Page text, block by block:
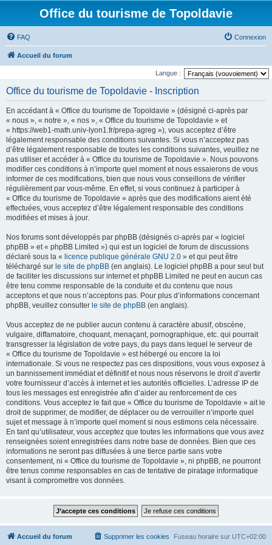
Office du tourisme de Topoldavie
FAQ Connexion
Accueil du forum
Langue :
Office du tourisme de Topoldavie - Inscription
En accédant à « Office du tourisme de Topoldavie » (désigné ci-après par
« nous », « notre », « nos », « Office du tourisme de Topoldavie » et
« https://web1-math.univ-lyon1.fr/prepa-agreg »), vous acceptez d’être
légalement responsable des conditions suivantes. Si vous n’acceptez pas
d’être légalement responsable de toutes les conditions suivantes, veuillez ne
pas utiliser et accéder à « Office du tourisme de Topoldavie ». Nous pouvons
modifier ces conditions à n’importe quel moment et nous essaierons de vous
informer de ces modifications, bien que nous vous conseillons de vérifier
régulièrement par vous-même. En effet, si vous continuez à participer à
« Office du tourisme de Topoldavie » après que des modifications aient été
effectuées, vous acceptez d’être légalement responsable des conditions
modifiées et mises à jour.
Nos forums sont développés par phpBB (désignés ci-après par « logiciel
phpBB » et « phpBB Limited ») qui est un logiciel de forum de discussions
déclaré sous la « licence publique générale GNU 2.0 » et qui peut être
téléchargé sur le site de phpBB (en anglais). Le logiciel phpBB a pour seul but
de faciliter les discussions sur internet et phpBB Limited ne peut en aucun cas
être tenu comme responsable de la conduite et du contenu que nous
acceptons et que nous n’acceptons pas. Pour plus d’informations concernant
phpBB, veuillez consulter le site de phpBB (en anglais).
Vous acceptez de ne publier aucun contenu à caractère abusif, obscène,
vulgaire, diffamatoire, choquant, menaçant, pornographique, etc. qui pourrait
transgresser la législation de votre pays, du pays dans lequel le serveur de
« Office du tourisme de Topoldavie » est hébergé ou encore la loi
internationale. Si vous ne respectez pas ces dispositions, vous vous exposez à
un bannissement immédiat et définitif et nous nous réservons le droit d’avertir
votre fournisseur d’accès à internet et les autorités officielles. L’adresse IP de
tous les messages est enregistrée afin d’aider au renforcement de ces
conditions. Vous acceptez le fait que « Office du tourisme de Topoldavie » ait le
droit de supprimer, de modifier, de déplacer ou de verrouiller n’importe quel
sujet et message à n’importe quel moment si nous estimons cela nécessaire.
En tant qu’utilisateur, vous acceptez que toutes les informations que vous avez
renseignées soient enregistrées dans notre base de données. Bien que ces
informations ne seront pas diffusées à une tierce partie sans votre
consentement, ni « Office du tourisme de Topoldavie », ni phpBB, ne pourront
être tenus comme responsables en cas de tentative de piratage informatique
visant à compromettre vos données.
Accueil du forum Fuseau horaire sur UTC+02:00
Supprimer les cookies